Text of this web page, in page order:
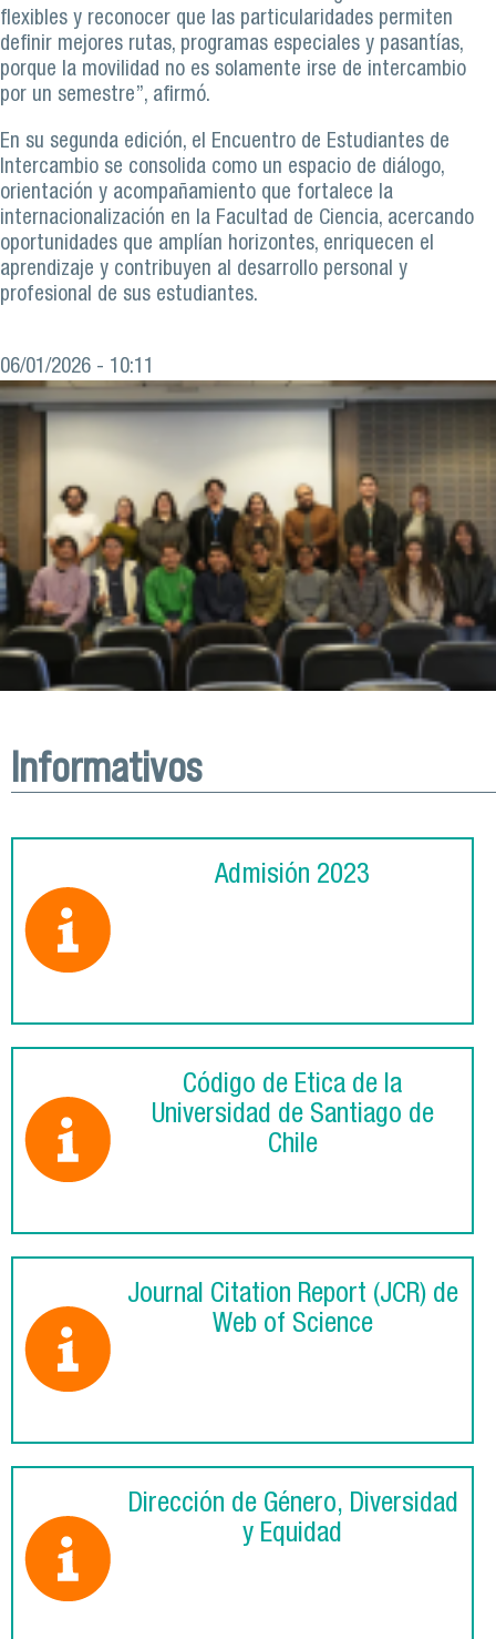
flexibles y reconocer que las particularidades permiten
definir mejores rutas, programas especiales y pasantías,
porque la movilidad no es solamente irse de intercambio
por un semestre”, afirmó.
En su segunda edición, el Encuentro de Estudiantes de
Intercambio se consolida como un espacio de diálogo,
orientación y acompañamiento que fortalece la
internacionalización en la Facultad de Ciencia, acercando
oportunidades que amplían horizontes, enriquecen el
aprendizaje y contribuyen al desarrollo personal y
profesional de sus estudiantes.
06/01/2026 - 10:11
Informativos
Admisión 2023
Código de Ética de la
Universidad de Santiago de
Chile
Journal Citation Report (JCR) de
Web of Science
Dirección de Género, Diversidad
y Equidad